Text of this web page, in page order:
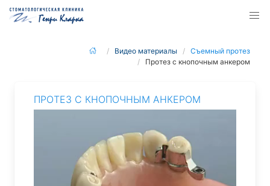
Видео материалы
Съемный протез
Протез с кнопочным анкером
ПРОТЕЗ С КНОПОЧНЫМ АНКЕРОМ